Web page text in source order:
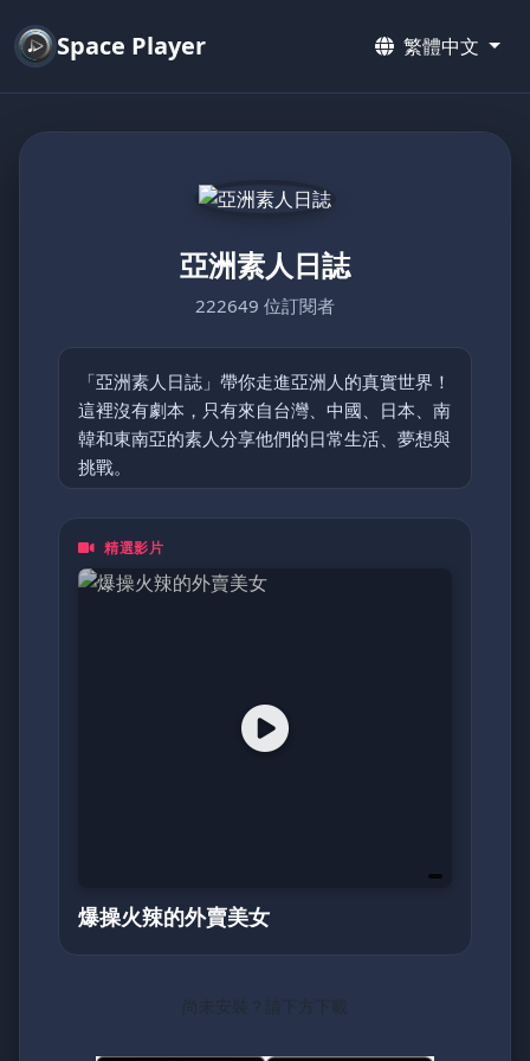
Space Player 繁體中文
亞洲素人日誌
222649 位訂閱者
「亞洲素人日誌」帶你走進亞洲人的真實世界！
這裡沒有劇本，只有來自台灣、中國、日本、南
韓和東南亞的素人分享他們的日常生活、夢想與
挑戰。
從鄉村的簡單快樂到都市的忙碌節奏，每支影片
都是一頁動人的日記。加入我們，探索亞洲最真
摯的面貌！
精選影片
爆操火辣的外賣美女
尚未安裝？請下方下載